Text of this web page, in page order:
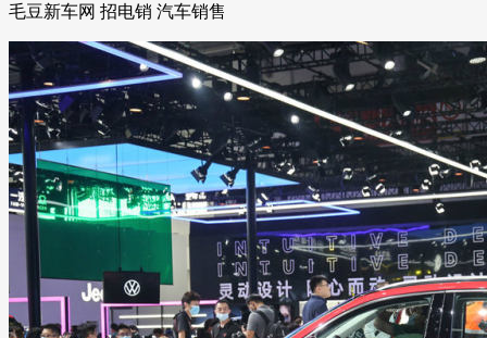
毛豆新车网 招电销 汽车销售